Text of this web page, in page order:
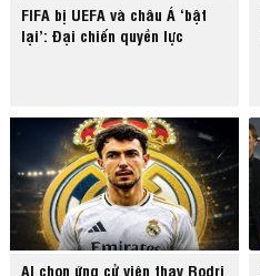
FIFA bị UEFA và châu Á ‘bật
lại’: Đại chiến quyền lực
AI chọn ứng cử viên thay Rodri